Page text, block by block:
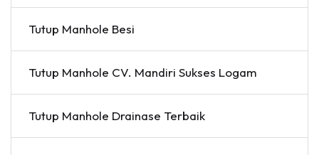
Tutup Manhole Besi
Tutup Manhole CV. Mandiri Sukses Logam
Tutup Manhole Drainase Terbaik